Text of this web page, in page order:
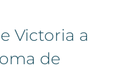
Victoria a
de